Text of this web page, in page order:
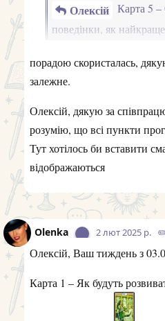
Олексій, Ваш тиждень з
майбутній період
так як і належить, гармонійно
Карта 2 – Якою буде
з близькими, коханою
паж
гладенько, але можуть бути
хвилинка слабкості та
Карта 3 – Яким буде ваше